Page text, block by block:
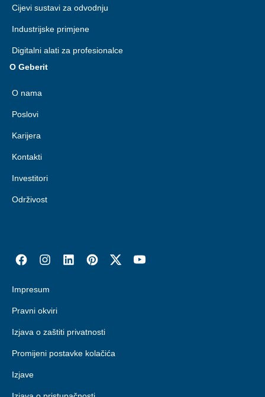
Cijevi sustavi za odvodnju
Industrijske primjene
Digitalni alati za profesionalce
O Geberit
O nama
Poslovi
Karijera
Kontakti
Investitori
Održivost
Impresum
Pravni okviri
Izjava o zaštiti privatnosti
Promijeni postavke kolačića
Izjave